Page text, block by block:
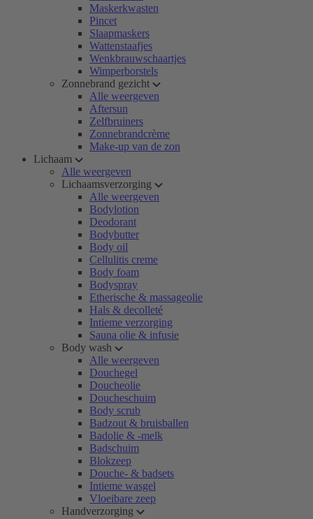
Maskerkwasten
Pincet
Slaapmaskers
Wattenstaafjes
Wenkbrauwschaartjes
Wimperborstels
Zonnebrand gezicht
Alle weergeven
Aftersun
Zelfbruiners
Zonnebrandcrème
Make-up van de zon
Lichaam
Alle weergeven
Lichaamsverzorging
Alle weergeven
Bodylotion
Deodorant
Bodybutter
Body oil
Cellulitis creme
Body foam
Bodyspray
Etherische & massageolie
Hals & decolleté
Intieme verzorging
Sauna olie & infusie
Body wash
Alle weergeven
Douchegel
Doucheolie
Doucheschuim
Body scrub
Badzout & bruisballen
Badolie & -melk
Badschuim
Blokzeep
Douche- & badsets
Intieme wasgel
Vloeibare zeep
Handverzorging